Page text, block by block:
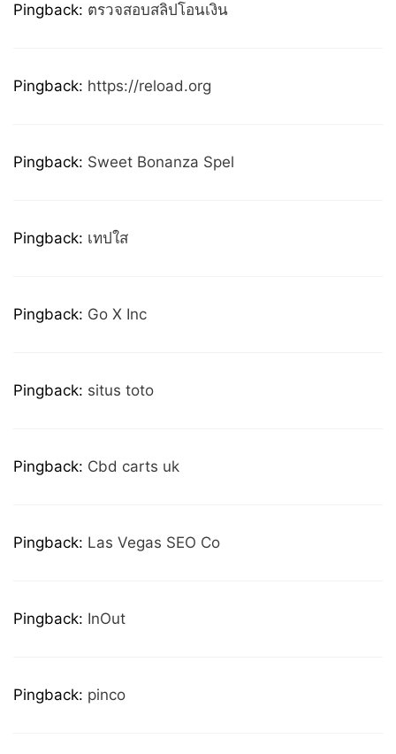
Pingback: ตรวจสอบสลิปโอนเงิน
Pingback: https://reload.org
Pingback: Sweet Bonanza Spel
Pingback: เทปใส
Pingback: Go X Inc
Pingback: situs toto
Pingback: Cbd carts uk
Pingback: Las Vegas SEO Co
Pingback: InOut
Pingback: pinco